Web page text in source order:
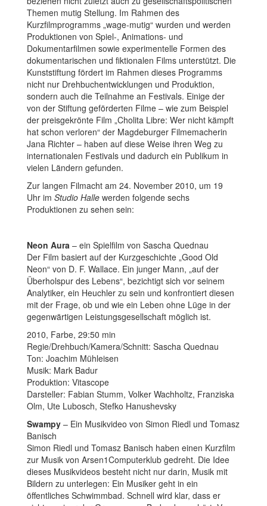
Themen mutig Stellung. Im Rahmen des
Kurzfilmprogramms „wage-mutig“ wurden und werden
Produktionen von Spiel-, Animations- und
Dokumentarfilmen sowie experimentelle Formen des
dokumentarischen und fiktionalen Films unterstützt. Die
Kunststiftung fördert im Rahmen dieses Programms
nicht nur Drehbuchentwicklungen und Produktion,
sondern auch die Teilnahme an Festivals. Einige der
von der Stiftung geförderten Filme – wie zum Beispiel
der preisgekrönte Film „Cholita Libre: Wer nicht kämpft
hat schon verloren“ der Magdeburger Filmemacherin
Jana Richter – haben auf diese Weise ihren Weg zu
internationalen Festivals und dadurch ein Publikum in
vielen Ländern gefunden.
Zur langen Filmacht am 24. November 2010, um 19
Uhr im Studio Halle werden folgende sechs
Produktionen zu sehen sein:
Neon Aura – ein Spielfilm von Sascha Quednau
Der Film basiert auf der Kurzgeschichte „Good Old
Neon“ von D. F. Wallace. Ein junger Mann, „auf der
Überholspur des Lebens“, bezichtigt sich vor seinem
Analytiker, ein Heuchler zu sein und konfrontiert diesen
mit der Frage, ob und wie ein Leben ohne Lüge in der
gegenwärtigen Leistungsgesellschaft möglich ist.
2010, Farbe, 29:50 min
Regie/Drehbuch/Kamera/Schnitt: Sascha Quednau
Ton: Joachim Mühleisen
Musik: Mark Badur
Produktion: Vitascope
Darsteller: Fabian Stumm, Volker Wachholtz, Franziska
Olm, Ute Lubosch, Stefko Hanushevsky
Swampy – Ein Musikvideo von Simon Riedl und Tomasz
Banisch
Simon Riedl und Tomasz Banisch haben einen Kurzfilm
zur Musik von Arsen1Computerklub gedreht. Die Idee
dieses Musikvideos besteht nicht nur darin, Musik mit
Bildern zu unterlegen: Ein Musiker geht in ein
öffentliches Schwimmbad. Schnell wird klar, dass er